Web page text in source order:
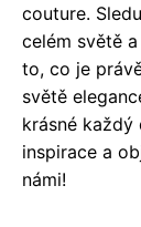
couture.
celém světě
to, co je
světě
krásné každý
inspirace a
námi!